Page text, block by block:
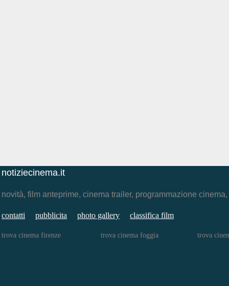
notiziecinema.it
novità, film anteprime, cinema trailer, programmazione
contatti pubblicita photo gallery classifica film
trova cinema firenze trova cinema foggia trova